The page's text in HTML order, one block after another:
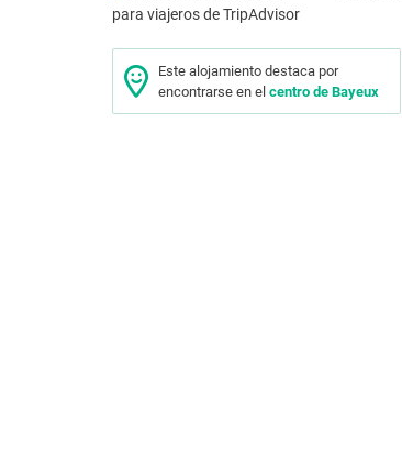
Este alojamiento destaca por
encontrarse en el centro de Bayeux